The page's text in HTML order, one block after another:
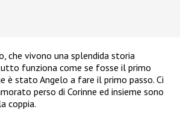
che vivono una splendida storia
funziona come se fosse il primo
è stato Angelo a fare il primo passo. Ci
perso di Corinne ed insieme sono
coppia.